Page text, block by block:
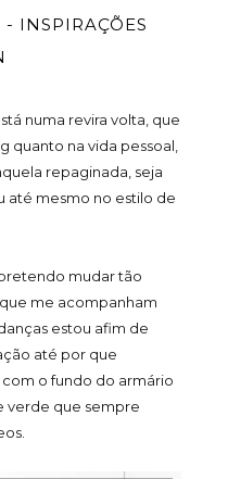
INSPIRAÇÕES
numa revira volta, que
quanto na vida pessoal,
repaginada, seja
até mesmo no estilo de
mudar tão
me acompanham
estou afim de
até por que
o fundo do armário
verde que sempre